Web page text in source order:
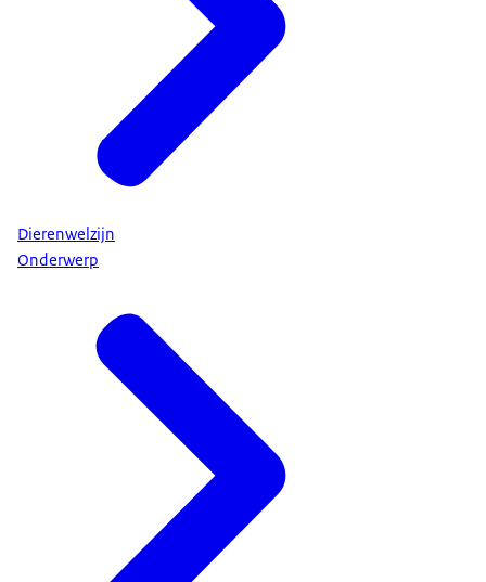
Dierenwelzijn
Onderwerp